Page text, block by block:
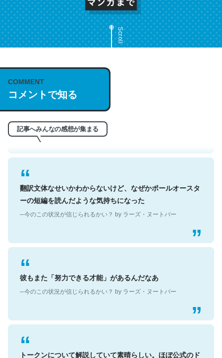
Scroll
COMMENT
コメントで知る
記事へみんなの感想が集まる
これは名文。彼はとてもクレバーなんだろうなと凄く思
う。英語少しでも読める人は原文もお勧め。自分はこの流
れ好き。Let’s Fucking Go. Then Covid hit. Shit.
─今のこの状況が信じられるかい？ by ラーズ・ヌートバー
翻訳文体なせいかわからないけど、なぜかポールオースタ
ーの短編を読んだような気持ちになった
彼もまた「努力できる才能」があるんだなあ
トークンについて解説していて素晴らしい。ほぼ公式のド